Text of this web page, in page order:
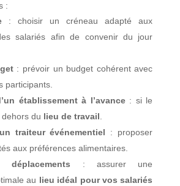
:
: choisir un créneau adapté aux
salariés afin de convenir du jour
: prévoir un budget cohérent avec
participants.
établissement à l’avance: si le
du lieu de travail.
traiteur événementiel : proposer
aux préférences alimentaires.
: assurer une
au lieu idéal pour vos salariés